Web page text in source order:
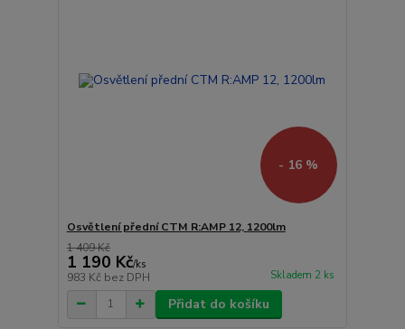
- 16 %
Osvětlení přední CTM R:AMP 12, 1200lm
1 409 Kč
1 190 Kč/ks
983 Kč bez DPH Skladem 2 ks
Přidat do košíku